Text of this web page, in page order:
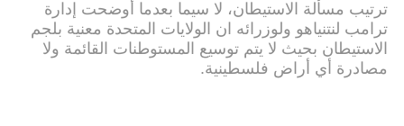
ترتيب مسألة الاستيطان، لا سيما بعدما أوضحت إدارة
ترامب لنتنياهو ولوزرائه ان الولايات المتحدة معنية بلجم
الاستيطان بحيث لا يتم توسيع المستوطنات القائمة ولا
مصادرة أي أراض فلسطينية.